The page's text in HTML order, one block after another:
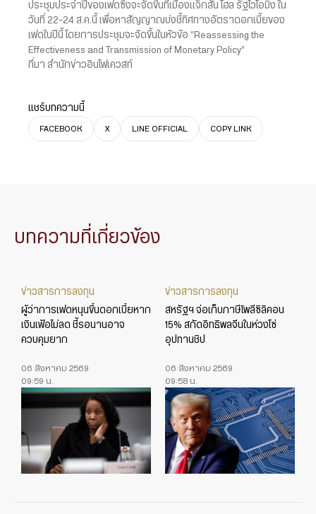
ประชุมประจำปีของเฟดซึ่งจะจัดขึ้นที่เมืองแจ็กสัน โฮล รัฐไวโอมิง ใน
วันที่ 22-24 ส.ค.นี้ เพื่อหาสัญญาณบ่งชี้ทิศทางอัตราดอกเบี้ยของ
เฟดในปีนี้ โดยการประชุมจะจัดขึ้นในหัวข้อ “Reassessing the
Effectiveness and Transmission of Monetary Policy”
ที่มา สำนักข่าวอินโฟเควสท์
แชร์บทความนี้
FACEBOOK X LINE OFFICIAL COPY LINK
บทความที่เกี่ยวข้อง
ข่าวสารการลงทุน
ผู้ว่าการเฟดหนุนขึ้นดอกเบี้ยหาก
เงินเฟ้อไม่ลด ชี้รอนานอาจ
ควบคุมยาก
06 สิงหาคม 2569
09:59 น.
ข่าวสารการลงทุน
สหรัฐฯ จ่อเก็บภาษีโพลีซิลิคอน
15% สกัดอิทธิพลจีนในห่วงโซ่
อุปทานชิป
06 สิงหาคม 2569
09:58 น.